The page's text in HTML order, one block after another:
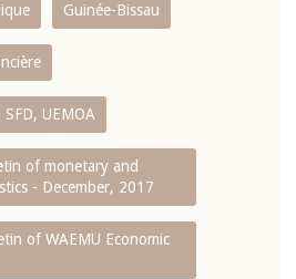
Guinée-Bissau
UEMOA
of monetary and
- December, 2017
of WAEMU Economic